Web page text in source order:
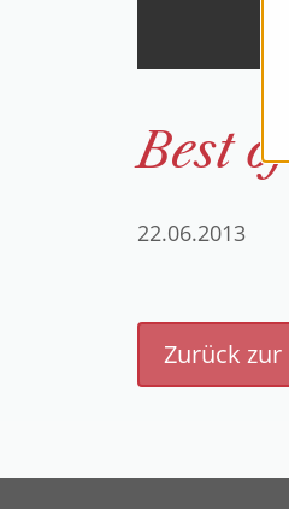
Best
22.06.2013
Zurück